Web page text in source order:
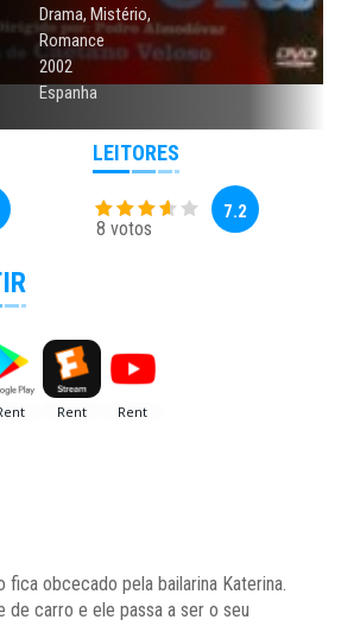
Drama, Mistério,
Romance
2002
Espanha
LEITORES
8 votos
7.2
fica obcecado pela bailarina Katerina.
de carro e ele passa a ser o seu